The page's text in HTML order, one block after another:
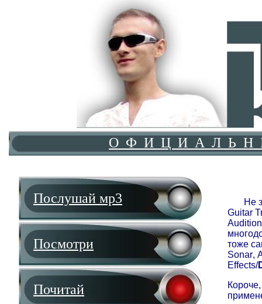
О Ф И Ц И А Л Ь
Послушай мр3
Не
Guitar
Audition
тоже
Sonar,
Effects/
Посмотри
Почитай